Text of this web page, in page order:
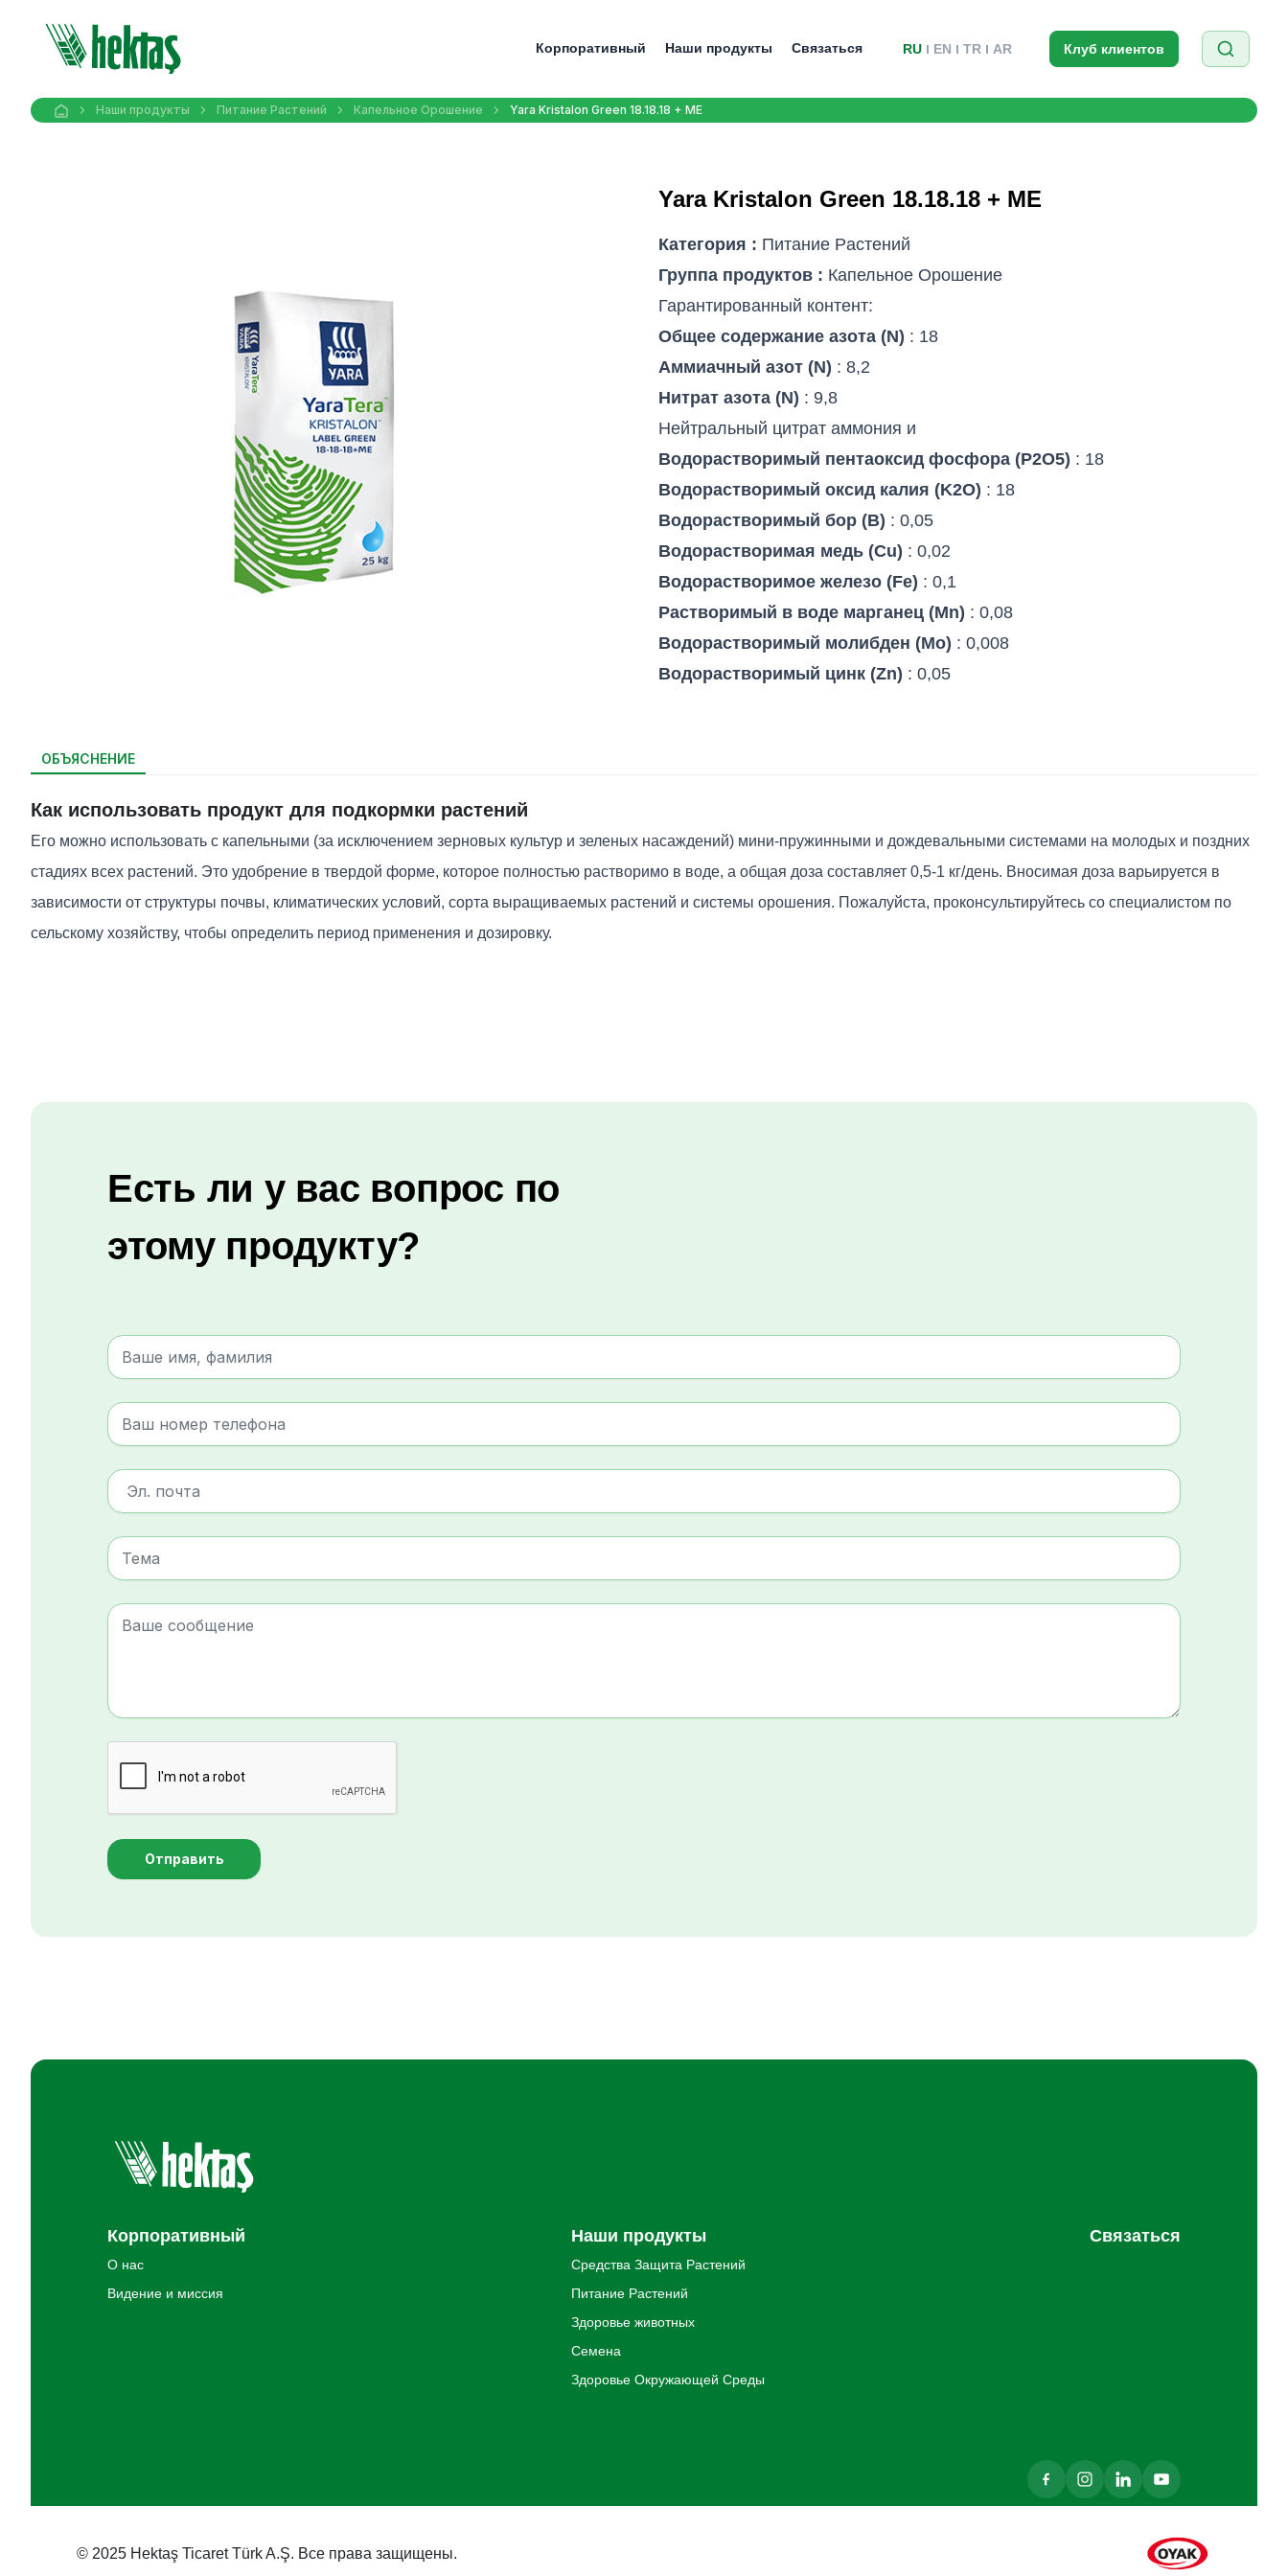
Корпоративный Наши продукты Связаться RU EN TR AR Клуб клиентов
Наши продукты Питание Pастений Капельное Oрошение Yara Kristalon Green 18.18.18 + ME
Yara Kristalon Green 18.18.18 + ME
Категория : Питание Pастений
Группа продуктов : Капельное Oрошение
Гарантированный контент:
Общее содержание азота (N) : 18
Аммиачный азот (N) : 8,2
Нитрат азота (N) : 9,8
Нейтральный цитрат аммония и
Водорастворимый пентаоксид фосфора (P2O5) : 18
Водорастворимый оксид калия (K2O) : 18
Водорастворимый бор (B) : 0,05
Водорастворимая медь (Cu) : 0,02
Водорастворимое железо (Fe) : 0,1
Растворимый в воде марганец (Mn) : 0,08
Водорастворимый молибден (Mo) : 0,008
Водорастворимый цинк (Zn) : 0,05
ОБЪЯСНЕНИЕ
Как использовать продукт для подкормки растений
Его можно использовать с капельными (за исключением зерновых культур и зеленых насаждений) мини-пружинными и дождевальными системами на молодых и поздних
стадиях всех растений. Это удобрение в твердой форме, которое полностью растворимо в воде, а общая доза составляет 0,5-1 кг/день. Вносимая доза варьируется в
зависимости от структуры почвы, климатических условий, сорта выращиваемых растений и системы орошения. Пожалуйста, проконсультируйтесь со специалистом по
сельскому хозяйству, чтобы определить период применения и дозировку.
Есть ли у вас вопрос по
этому продукту?
Отправить
Корпоративный
О нас
Видение и миссия
Наши продукты
Средства Защита Pастений
Питание Pастений
Здоровье животных
Семена
Здоровье Oкружающей Cреды
Связаться
© 2025 Hektaş Ticaret Türk A.Ş. Все права защищены.